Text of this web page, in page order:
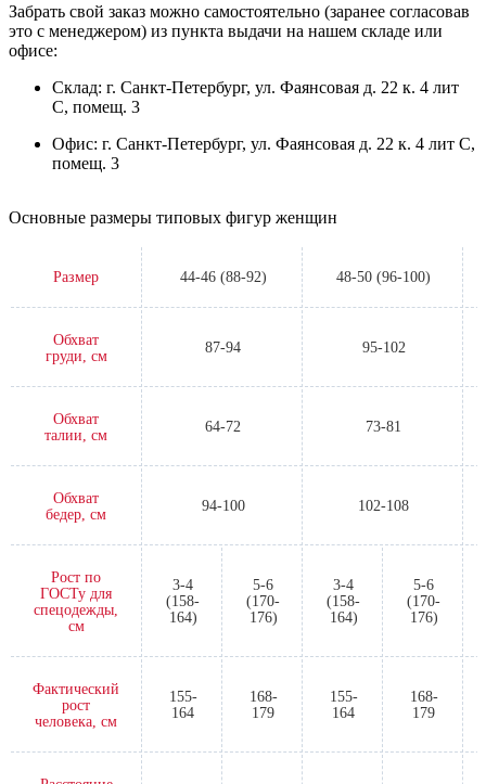
Забрать свой заказ можно самостоятельно (заранее согласовав
это с менеджером) из пункта выдачи на нашем складе или
офисе:
Склад: г. Санкт-Петербург, ул. Фаянсовая д. 22 к. 4 лит
С, помещ. 3
Офис: г. Санкт-Петербург, ул. Фаянсовая д. 22 к. 4 лит С,
помещ. 3
Основные размеры типовых фигур женщин
Размер 44-46 (88-92) 48-50 (96-100)
Обхват
груди, см
87-94 95-102
Обхват
талии, см
64-72 73-81
Обхват
бедер, см
94-100 102-108
Рост по
ГОСТу для
спецодежды,
см
3-4
(158-
164)
5-6
(170-
176)
3-4
(158-
164)
5-6
(170-
176)
Фактический
рост
человека, см
155-
164
168-
179
155-
164
168-
179